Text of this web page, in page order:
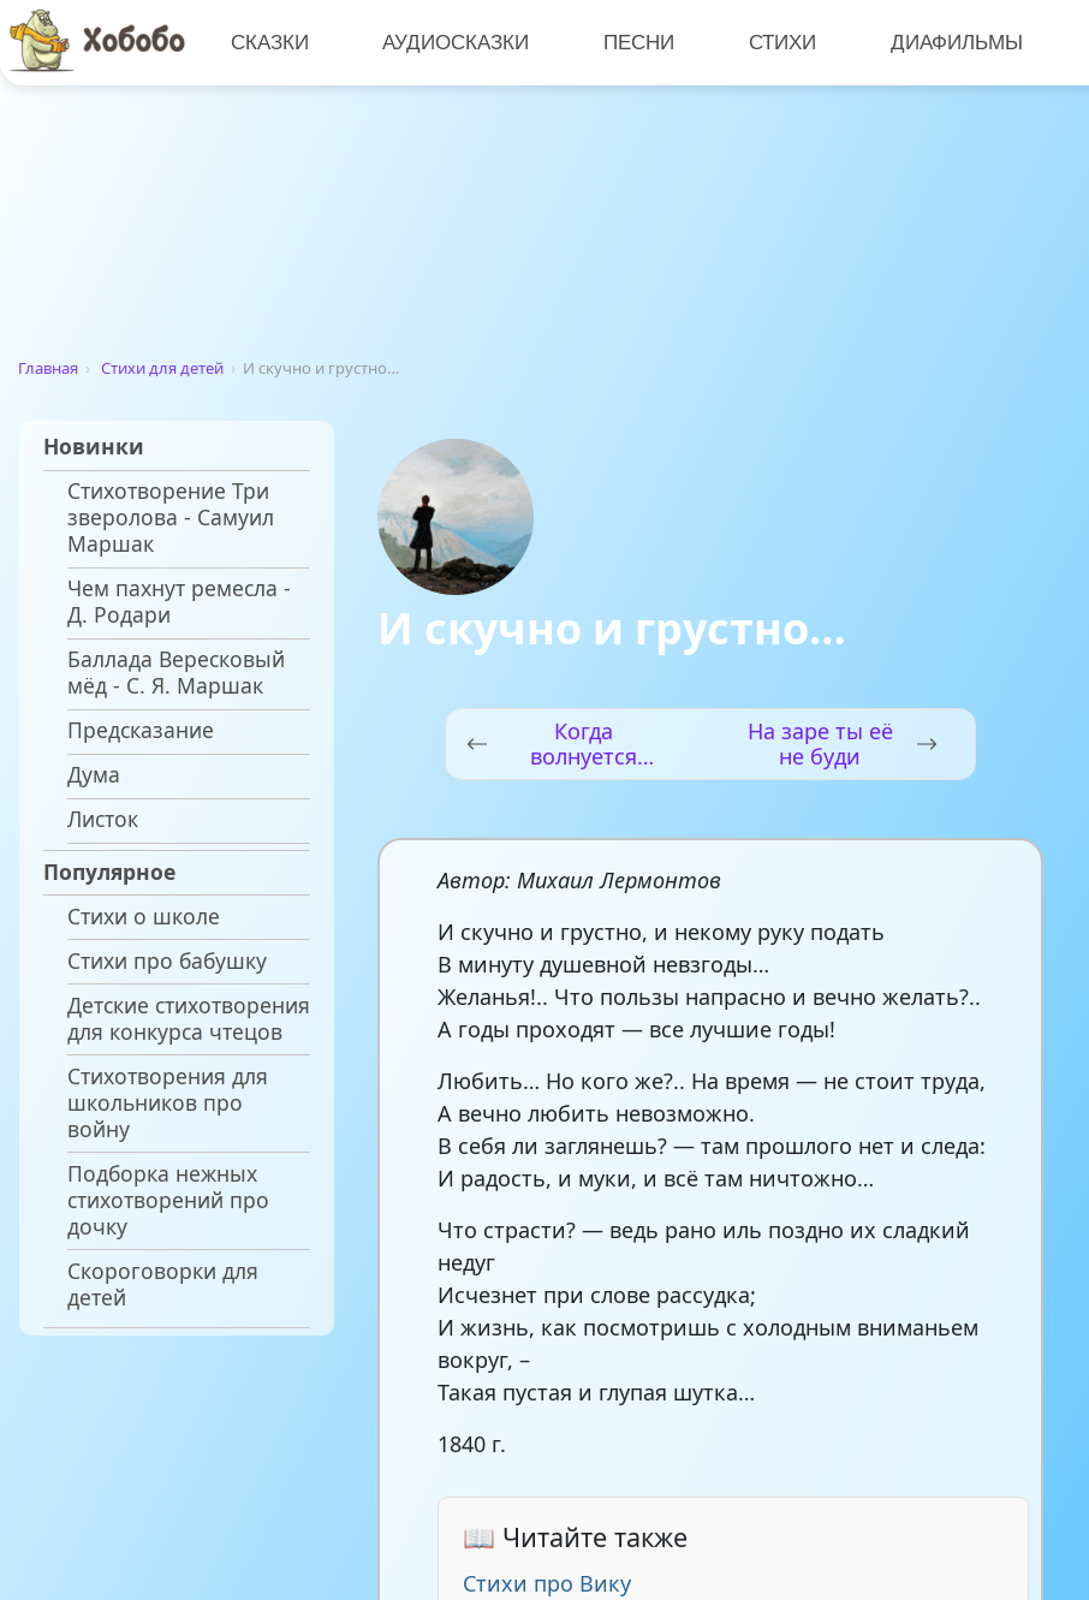
СКАЗКИ АУДИОСКАЗКИ ПЕСНИ СТИХИ ДИАФИЛЬМЫ
Главная › Стихи для детей › И скучно и грустно…
Новинки
Стихотворение Три
зверолова - Самуил
Маршак
Чем пахнут ремесла -
Д. Родари
Баллада Вересковый
мёд - С. Я. Маршак
Предсказание
Дума
Листок
Популярное
Стихи о школе
Стихи про бабушку
Детские стихотворения
для конкурса чтецов
Стихотворения для
школьников про
войну
Подборка нежных
стихотворений про
дочку
Скороговорки для
детей
И скучно и грустно…
Когда
волнуется
желтеющая
На заре ты её
не буди
Автор: Михаил Лермонтов
И скучно и грустно, и некому руку подать
В минуту душевной невзгоды…
Желанья!.. Что пользы напрасно и вечно желать?..
А годы проходят — все лучшие годы!
Любить… Но кого же?.. На время — не стоит труда,
А вечно любить невозможно.
В себя ли заглянешь? — там прошлого нет и следа:
И радость, и муки, и всё там ничтожно…
Что страсти? — ведь рано иль поздно их сладкий
недуг
Исчезнет при слове рассудка;
И жизнь, как посмотришь с холодным вниманьем
вокруг, –
Такая пустая и глупая шутка…
1840 г.
📖 Читайте также
Стихи про Вику